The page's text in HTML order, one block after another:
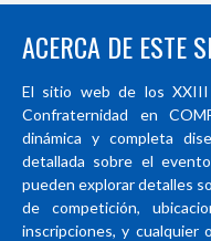
ACERCA DE ESTE
El sitio web de los XXIII
Confraternidad en
dinámica y completa
detallada sobre el
pueden explorar detalles
de competición,
inscripciones, y cualquier